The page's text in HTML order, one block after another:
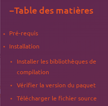
de bord qui propose un jeu
sur l’environnement de
−Table des matières
Pré-requis
Installation
Installer les bibliothèques de
compilation
Vérifier la version du paquet
Télécharger le fichier source